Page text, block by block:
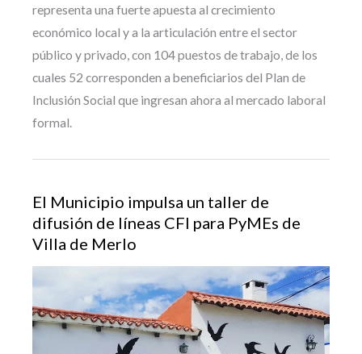
representa una fuerte apuesta al crecimiento
económico local y a la articulación entre el sector
público y privado, con 104 puestos de trabajo, de los
cuales 52 corresponden a beneficiarios del Plan de
Inclusión Social que ingresan ahora al mercado laboral
formal.
El Municipio impulsa un taller de
difusión de líneas CFI para PyMEs de
Villa de Merlo